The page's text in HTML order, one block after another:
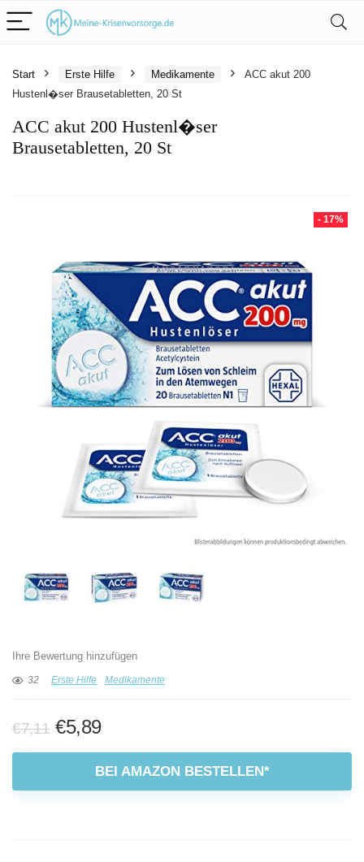
Start Erste Hilfe Medikamente
ACC akut 200
Hustenl�ser Brausetabletten, 20 St
ACC akut 200 Hustenl�ser
Brausetabletten, 20 St
- 17%
Ihre Bewertung hinzufügen
32 Erste Hilfe Medikamente
€7,11 Ursprünglicher
Preis
€7,11
€5,89Aktueller
Preis
ist:
€5,89.
BEI AMAZON BESTELLEN*